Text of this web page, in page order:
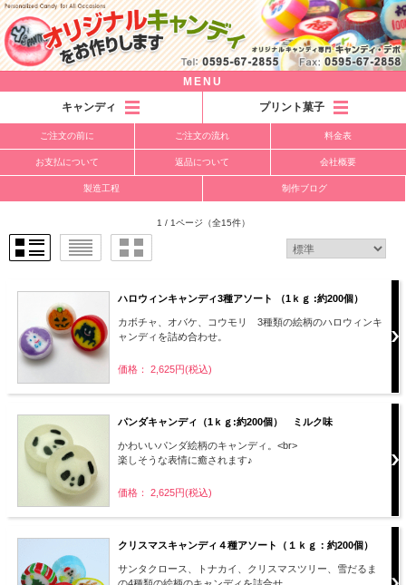
MENU
キャンディ
プリント菓子
ご注文の前に ご注文の流れ 料金表
お支払について 返品について 会社概要
製造工程 制作ブログ
1 / 1ページ （全15件）
ハロウィンキャンディ3種アソート （1ｋｇ :約200個）
カボチャ、オバケ、コウモリ 3種類の絵柄のハロウィンキ
ャンディを詰め合わせ。
価格： 2,625円(税込)
パンダキャンディ（1ｋｇ:約200個） ミルク味
かわいいパンダ絵柄のキャンディ。<br>
楽しそうな表情に癒されます♪
価格： 2,625円(税込)
クリスマスキャンディ４種アソート（１ｋｇ：約200個）
サンタクロース、トナカイ、クリスマスツリー、雪だるま